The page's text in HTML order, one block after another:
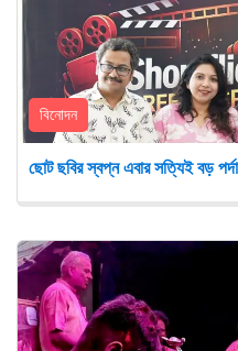
বিনোদন
ছোট ছবির স্বপ্ন এবার সত্যিই বড়